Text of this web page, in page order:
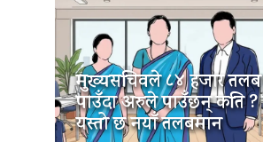
मुख्यसचिवले ८४ हजार तलब
पाउँदा अरुले पाउँछन् कति ?
यस्तो छ नयाँ तलबमान